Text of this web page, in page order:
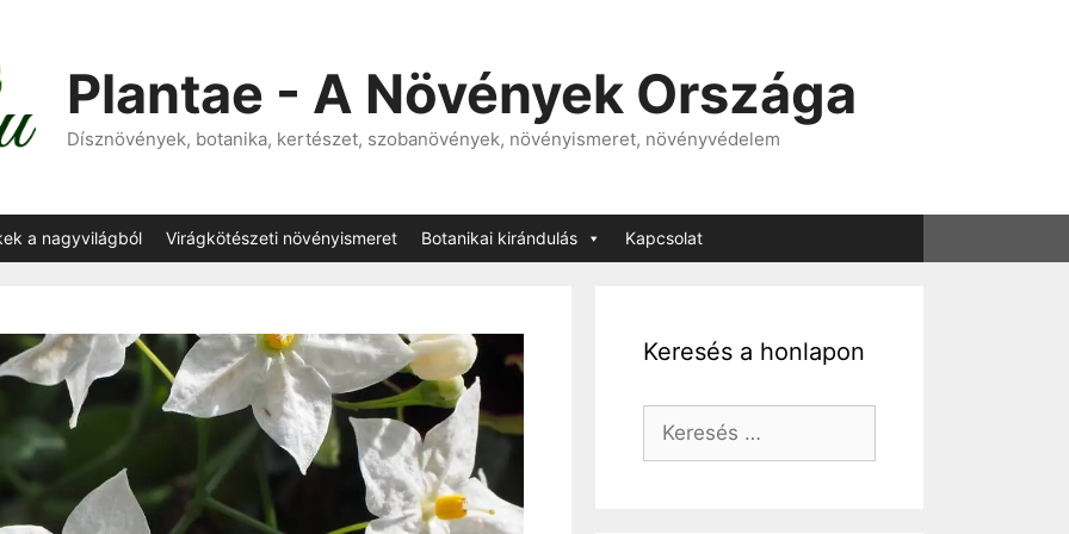
Plantae - A Növények Országa
Dísznövények, botanika, kertészet, szobanövények, növényismeret, növényvédelem
a nagyvilágból Virágkötészeti növényismeret Botanikai kirándulás Kapcsolat
Keresés a honlapon
Keresés: